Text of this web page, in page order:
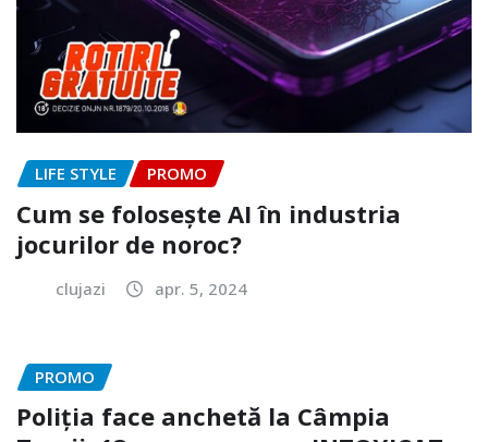
LIFE STYLE PROMO
Cum se folosește AI în industria
jocurilor de noroc?
clujazi apr. 5, 2024
PROMO
Poliția face anchetă la Câmpia